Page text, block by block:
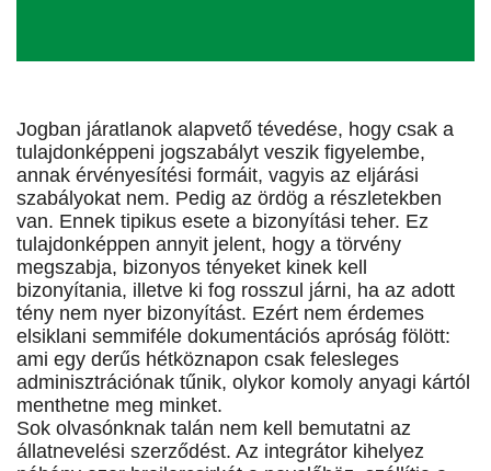
Jogban járatlanok alapvető tévedése, hogy csak a
tulajdonképpeni jogszabályt veszik figyelembe,
annak érvényesítési formáit, vagyis az eljárási
szabályokat nem. Pedig az ördög a részletekben
van. Ennek tipikus esete a bizonyítási teher. Ez
tulajdonképpen annyit jelent, hogy a törvény
megszabja, bizonyos tényeket kinek kell
bizonyítania, illetve ki fog rosszul járni, ha az adott
tény nem nyer bizonyítást. Ezért nem érdemes
elsiklani semmiféle dokumentációs apróság fölött:
ami egy derűs hétköznapon csak felesleges
adminisztrációnak tűnik, olykor komoly anyagi kártól
menthetne meg minket.
Sok olvasónknak talán nem kell bemutatni az
állatnevelési szerződést. Az integrátor kihelyez